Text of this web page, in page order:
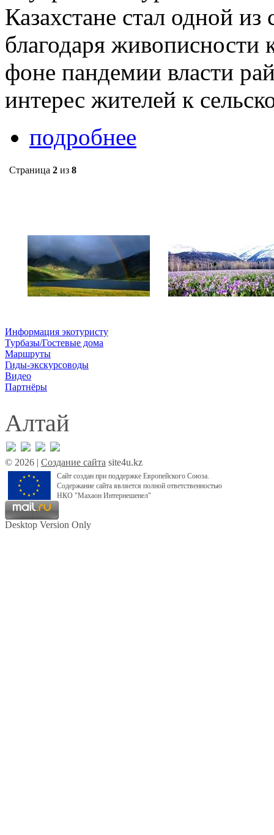
Казахстане стал одной
благодаря живописности
фоне пандемии власти
интерес жителей к
подробнее
Страница 2 из 8
Информация экотуристу
Турбазы/Гостевые дома
Маршруты
Гиды-экскурсоводы
Видео
Партнёры
Алтай
© 2026 | Создание сайта site4u.kz
Сайт создан при поддержке Европейского Союза.
Содержание сайта является полной ответственностью
НКО "Махаон Интернешенел"
Desktop Version Only